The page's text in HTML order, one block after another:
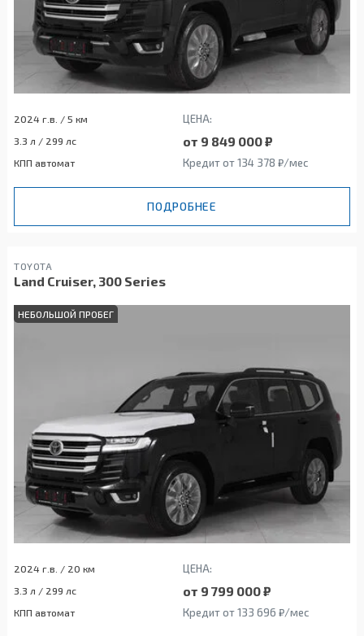
2024 г.в. / 5 км ЦЕНА:
3.3 л / 299 лс от 9 849 000 ₽
КПП автомат Кредит от 134 378 ₽/мес
ПОДРОБНЕЕ
TOYOTA
Land Cruiser, 300 Series
НЕБОЛЬШОЙ ПРОБЕГ
2024 г.в. / 20 км ЦЕНА:
3.3 л / 299 лс от 9 799 000 ₽
КПП автомат Кредит от 133 696 ₽/мес